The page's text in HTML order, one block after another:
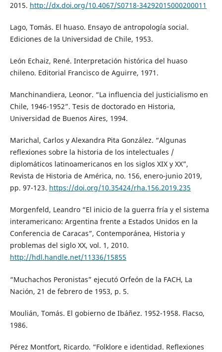
2015. http://dx.doi.org/10.4067/S0718-34292015000200011
Lago, Tomás. El huaso. Ensayo de antropología social.
Ediciones de la Universidad de Chile, 1953.
León Echaiz, René. Interpretación histórica del huaso
chileno. Editorial Francisco de Aguirre, 1971.
Manchinandiera, Leonor. “La influencia del justicialismo en
Chile, 1946-1952”. Tesis de doctorado en Historia,
Universidad de Buenos Aires, 1994.
Marichal, Carlos y Alexandra Pita González. “Algunas
reflexiones sobre la historia de los intelectuales /
diplomáticos latinoamericanos en los siglos XIX y XX”,
Revista de Historia de América, no. 156, enero-junio 2019,
pp. 97-123. https://doi.org/10.35424/rha.156.2019.235
Morgenfeld, Leandro “El inicio de la guerra fría y el sistema
interamericano: Argentina frente a Estados Unidos en la
Conferencia de Caracas”, Contemporánea, Historia y
problemas del siglo XX, vol. 1, 2010.
http://hdl.handle.net/11336/15855
“Muchachos Peronistas” ejecutó Orfeón de la FACH, La
Nación, 21 de febrero de 1953, p. 5.
Moulián, Tomás. El gobierno de Ibáñez. 1952-1958. Flacso,
1986.
Pérez Montfort, Ricardo. “Folklore e identidad. Reflexiones